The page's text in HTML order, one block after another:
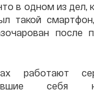
в одном из дел,
такой
после
работают
себя